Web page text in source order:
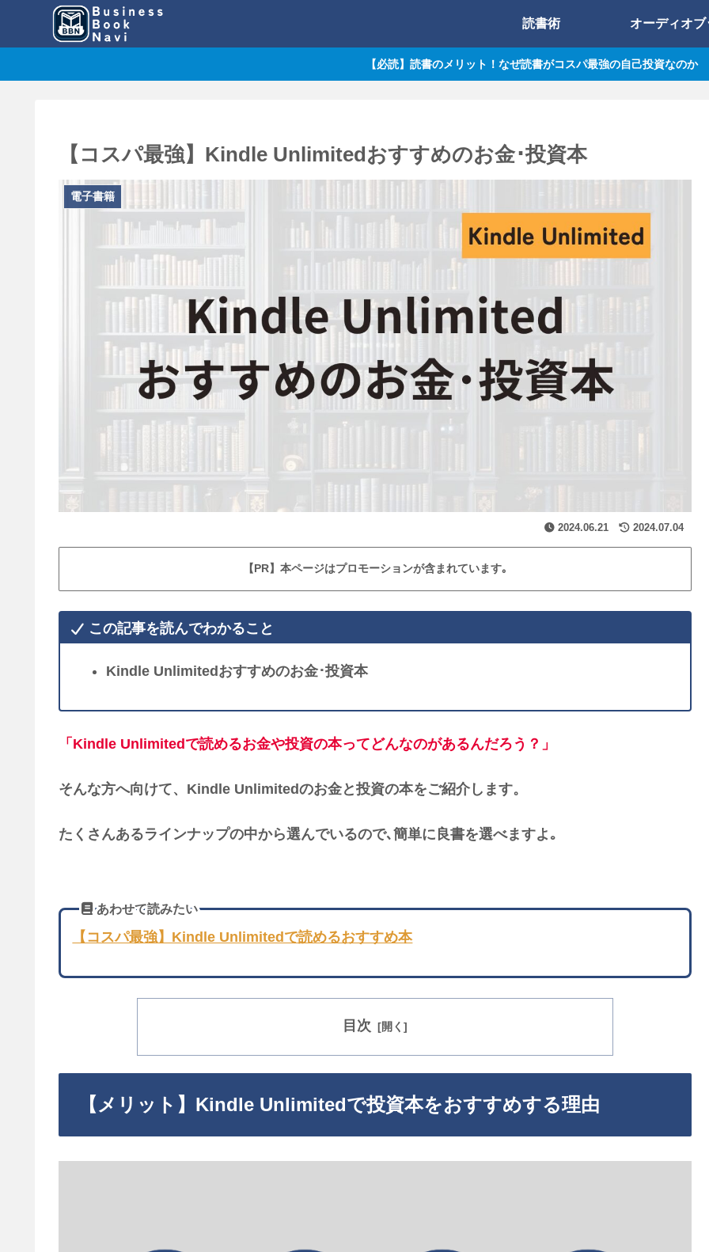
読書術 オーディオブ
【必読】読書のメリット！なぜ読書がコスパ最強の自己投資なのか
【コスパ最強】Kindle Unlimitedおすすめのお金･投資本
電子書籍
2024.06.21 2024.07.04
【PR】本ページはプロモーションが含まれています｡
この記事を読んでわかること
Kindle Unlimitedおすすめのお金･投資本
「Kindle Unlimitedで読めるお金や投資の本ってどんなのがあるんだろう？」
そんな方へ向けて、Kindle Unlimitedのお金と投資の本をご紹介します。
たくさんあるラインナップの中から選んでいるので､簡単に良書を選べますよ｡
あわせて読みたい
【コスパ最強】Kindle Unlimitedで読めるおすすめ本
目次
【メリット】Kindle Unlimitedで投資本をおすすめする理由